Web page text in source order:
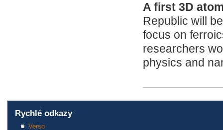
A first 3D
Republic will
focus on
researchers
physics and
Rychlé odkazy
Verso